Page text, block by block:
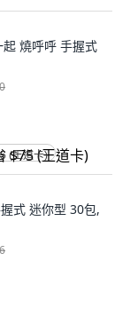
起 燒呼呼 手握式
(王道卡)
式 迷你型 30包,